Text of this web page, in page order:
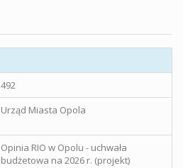
492
Urząd Miasta Opola
Opinia RIO w Opolu - uchwała
budżetowa na 2026 r. (projekt)